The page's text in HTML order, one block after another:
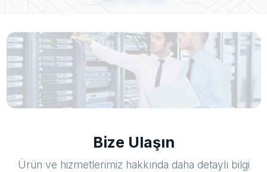
Bize Ulaşın
Ürün ve hizmetlerimiz hakkında daha detaylı bilgi